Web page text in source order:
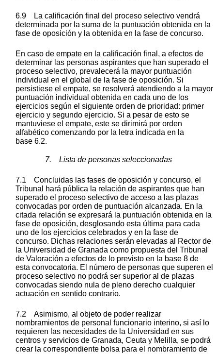
6.9 La calificación final del proceso selectivo vendrá
determinada por la suma de la puntuación obtenida en la
fase de oposición y la obtenida en la fase de concurso.
En caso de empate en la calificación final, a efectos de
determinar las personas aspirantes que han superado el
proceso selectivo, prevalecerá la mayor puntuación
individual en el global de la fase de oposición. Si
persistiese el empate, se resolverá atendiendo a la mayor
puntuación individual obtenida en cada uno de los
ejercicios según el siguiente orden de prioridad: primer
ejercicio y segundo ejercicio. Si a pesar de esto se
mantuviese el empate, este se dirimirá por orden
alfabético comenzando por la letra indicada en la
base 6.2.
7. Lista de personas seleccionadas
7.1 Concluidas las fases de oposición y concurso, el
Tribunal hará pública la relación de aspirantes que han
superado el proceso selectivo de acceso a las plazas
convocadas por orden de puntuación alcanzada. En la
citada relación se expresará la puntuación obtenida en la
fase de oposición, desglosando esta última para cada
uno de los ejercicios celebrados y en la fase de
concurso. Dichas relaciones serán elevadas al Rector de
la Universidad de Granada como propuesta del Tribunal
de Valoración a efectos de lo previsto en la base 8 de
esta convocatoria. El número de personas que superen el
proceso selectivo no podrá ser superior al de plazas
convocadas siendo nula de pleno derecho cualquier
actuación en sentido contrario.
7.2 Asimismo, al objeto de poder realizar
nombramientos de personal funcionario interino, si así lo
requieren las necesidades de la Universidad en sus
centros y servicios de Granada, Ceuta y Melilla, se podrá
crear la correspondiente bolsa para el nombramiento de